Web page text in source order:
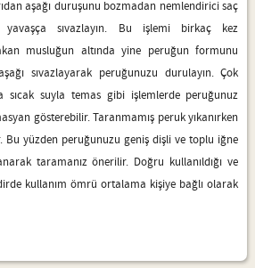
aşağı duruşunu bozmadan nemlendirici saç
yavaşça sıvazlayın. Bu işlemi birkaç kez
musluğun altında yine peruğun formunu
sıvazlayarak peruğunuzu durulayın. Çok
sıcak suyla temas gibi işlemlerde peruğunuz
gösterebilir. Taranmamış peruk yıkanırken
Bu yüzden peruğunuzu geniş dişli ve toplu iğne
taramanız önerilir. Doğru kullanıldığı ve
kullanım ömrü ortalama kişiye bağlı olarak